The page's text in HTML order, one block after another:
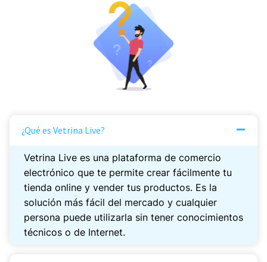
¿Qué es Vetrina Live?
Vetrina Live es una plataforma de comercio
electrónico que te permite crear fácilmente tu
tienda online y vender tus productos. Es la
solución más fácil del mercado y cualquier
persona puede utilizarla sin tener conocimientos
técnicos o de Internet.